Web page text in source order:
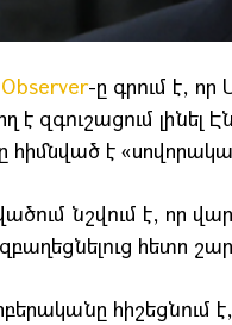
-ը գրում է,
է զգուշացում լինել
հիմնված է
նշվում է, որ
հետո
հիշեցնում